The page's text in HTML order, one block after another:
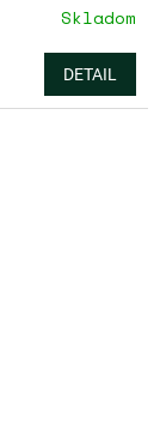
Skladom
DETAIL